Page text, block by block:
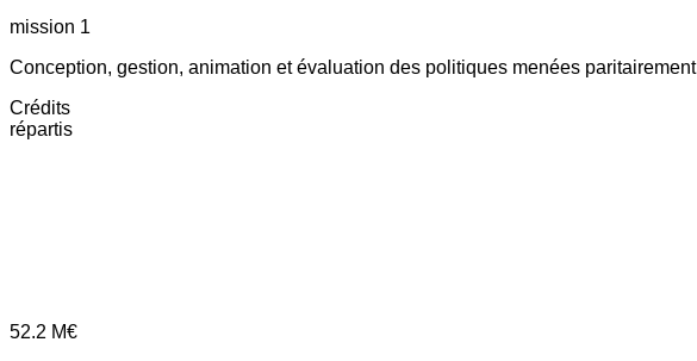
mission 1
Conception, gestion, animation et évaluation des politiques menées paritairement
Crédits
répartis
52.2 M€